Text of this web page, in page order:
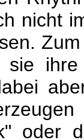
nicht
sie
oder